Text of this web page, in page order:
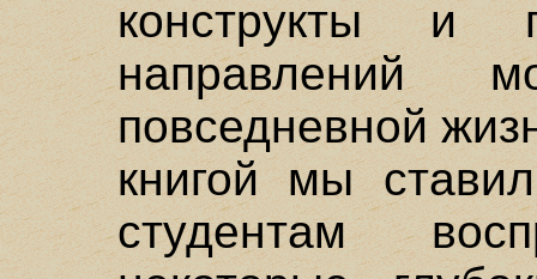
конструкты и
направлений
повседневной
книгой мы
студентам